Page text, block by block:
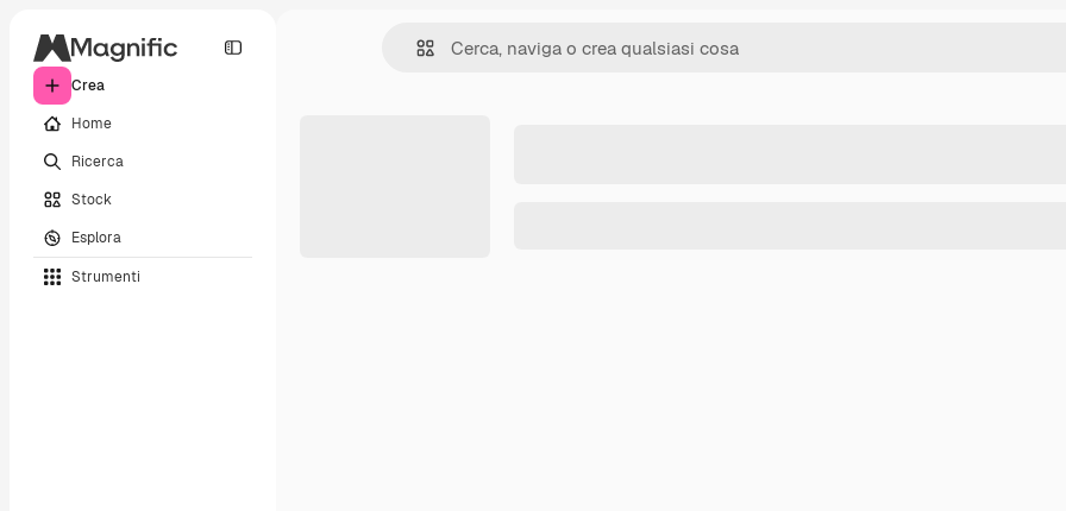
Crea
Home
Ricerca
Stock
Esplora
Strumenti